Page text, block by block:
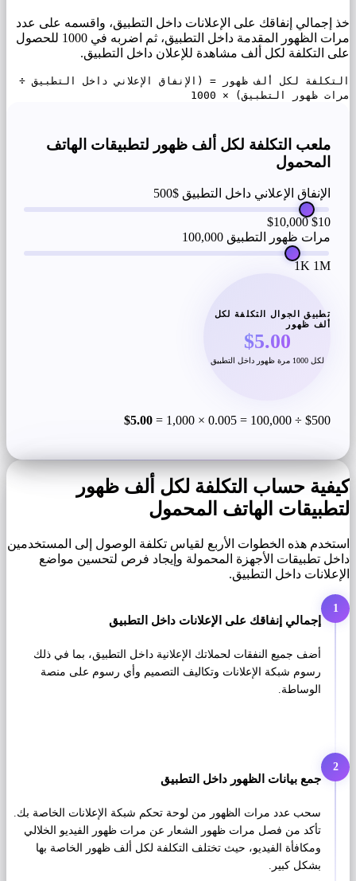
خذ إجمالي إنفاقك على الإعلانات داخل التطبيق، واقسمه على عدد
مرات الظهور المقدمة داخل التطبيق، ثم اضربه في 1000 للحصول
على التكلفة لكل ألف مشاهدة للإعلان داخل التطبيق.
التكلفة لكل ألف ظهور = (الإنفاق الإعلاني داخل التطبيق ÷
مرات ظهور التطبيق) × 1000
ملعب التكلفة لكل ألف ظهور لتطبيقات الهاتف
المحمول
الإنفاق الإعلاني داخل التطبيق $500
$10
$10,000
مرات ظهور التطبيق 100,000
1K 1M
تطبيق الجوال التكلفة لكل
ألف ظهور
$5.00
لكل 1000 مرة ظهور داخل التطبيق
$500 ÷ 100,000 = 0.005 × 1,000 =
$5.00
كيفية حساب التكلفة لكل ألف ظهور
لتطبيقات الهاتف المحمول
استخدم هذه الخطوات الأربع لقياس تكلفة الوصول إلى المستخدمين
داخل تطبيقات الأجهزة المحمولة وإيجاد فرص لتحسين مواضع
الإعلانات داخل التطبيق.
1
إجمالي إنفاقك على الإعلانات داخل التطبيق
أضف جميع النفقات لحملاتك الإعلانية داخل التطبيق، بما في ذلك
رسوم شبكة الإعلانات وتكاليف التصميم وأي رسوم على منصة
الوساطة.
2
جمع بيانات الظهور داخل التطبيق
سحب عدد مرات الظهور من لوحة تحكم شبكة الإعلانات الخاصة بك.
تأكد من فصل مرات ظهور الشعار عن مرات ظهور الفيديو الخلالي
ومكافأة الفيديو، حيث تختلف التكلفة لكل ألف ظهور الخاصة بها
بشكل كبير.